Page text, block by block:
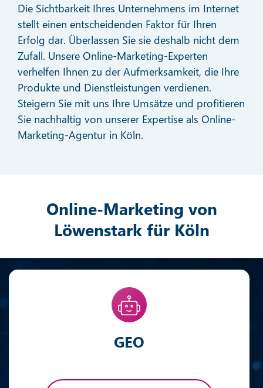
Hier klicken
Friendly
Die Sichtbarkeit Ihres Unternehmens im Internet
stellt einen entscheidenden Faktor für Ihren
Erfolg dar. Überlassen Sie sie deshalb nicht dem
Zufall. Unsere Online-Marketing-Experten
verhelfen Ihnen zu der Aufmerksamkeit, die Ihre
Produkte und Dienstleistungen verdienen.
Steigern Sie mit uns Ihre Umsätze und profitieren
Sie nachhaltig von unserer Expertise als Online-
Marketing-Agentur in Köln.
Online-Marketing von
Löwenstark für Köln
GEO